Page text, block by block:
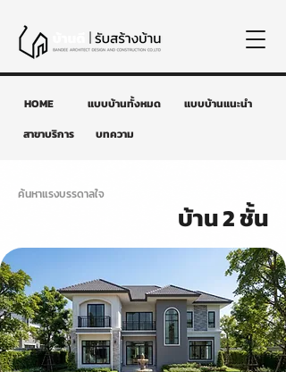
HOME แบบบ้านทั้งหมด
แบบบ้านแนะนำ
สาขาบริการ
บทความ
ค้นหาแรงบรรดาลใจ
บ้าน 2 ชั้น